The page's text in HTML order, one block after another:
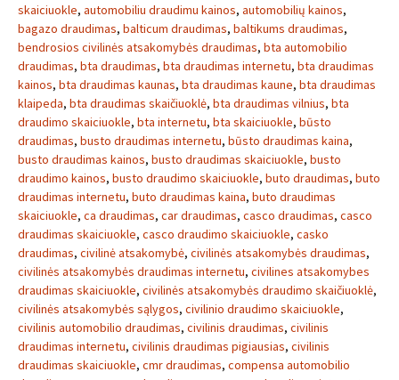
skaiciuokle, automobiliu draudimu kainos, automobilių kainos,
bagazo draudimas, balticum draudimas, baltikums draudimas,
bendrosios civilinės atsakomybės draudimas, bta automobilio
draudimas, bta draudimas, bta draudimas internetu, bta draudimas
kainos, bta draudimas kaunas, bta draudimas kaune, bta draudimas
klaipeda, bta draudimas skaičiuoklė, bta draudimas vilnius, bta
draudimo skaiciuokle, bta internetu, bta skaiciuokle, būsto
draudimas, busto draudimas internetu, būsto draudimas kaina,
busto draudimas kainos, busto draudimas skaiciuokle, busto
draudimo kainos, busto draudimo skaiciuokle, buto draudimas, buto
draudimas internetu, buto draudimas kaina, buto draudimas
skaiciuokle, ca draudimas, car draudimas, casco draudimas, casco
draudimas skaiciuokle, casco draudimo skaiciuokle, casko
draudimas, civilinė atsakomybė, civilinės atsakomybės draudimas,
civilinės atsakomybės draudimas internetu, civilines atsakomybes
draudimas skaiciuokle, civilinės atsakomybės draudimo skaičiuoklė,
civilinės atsakomybės sąlygos, civilinio draudimo skaiciuokle,
civilinis automobilio draudimas, civilinis draudimas, civilinis
draudimas internetu, civilinis draudimas pigiausias, civilinis
draudimas skaiciuokle, cmr draudimas, compensa automobilio